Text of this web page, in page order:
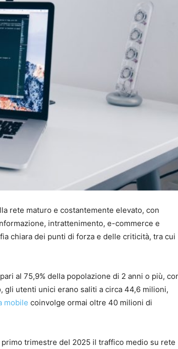
rete maturo e costantemente elevato, con
intrattenimento, e-commerce e
chiara dei punti di forza e delle criticità, tra cui
al 75,9% della popolazione di 2 anni o più,
gli utenti unici erano saliti a circa 44,6 milioni,
mobile coinvolge ormai oltre 40 milioni di
trimestre del 2025 il traffico medio su rete